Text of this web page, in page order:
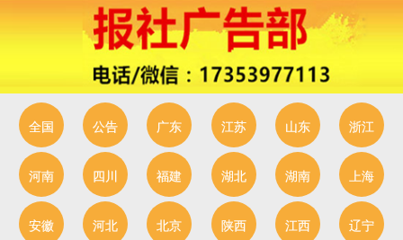
全国 公告 广东 江苏 山东 浙江
河南 四川 福建 湖北 湖南 上海
安徽 河北 北京 陕西 江西 辽宁